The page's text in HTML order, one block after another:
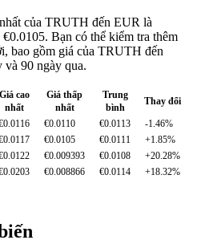
của TRUTH đến EUR là
Bạn có thể kiểm tra thêm
bao gồm giá của TRUTH đến
90 ngày qua.
Giá cao
nhất
Giá thấp
nhất
Trung
bình
Thay đổi
€0.0110 €0.0113
-1.46%
€0.0105 €0.0111
+1.85%
€0.009393 €0.0108
+20.28%
€0.008866 €0.0114 +18.32%